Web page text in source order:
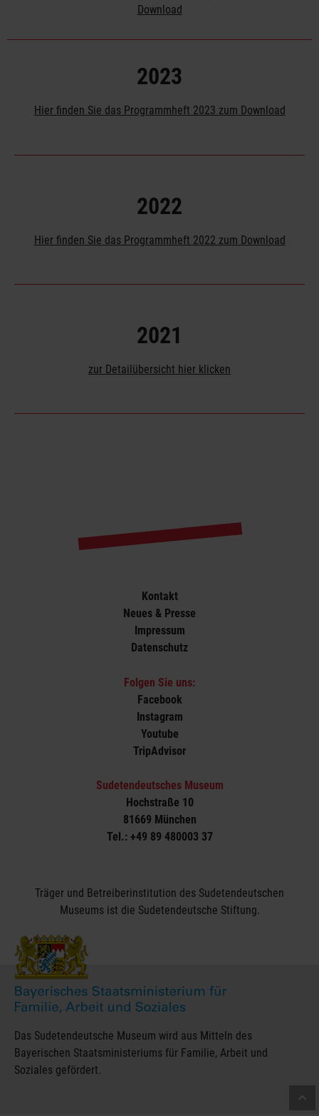
Download
2023
Hier finden Sie das Programmheft 2023 zum Download
2022
Hier finden Sie das Programmheft 2022 zum Download
2021
zur Detailübersicht hier klicken
Kontakt
Neues & Presse
Impressum
Datenschutz
Folgen Sie uns:
Facebook
Instagram
Youtube
TripAdvisor
Sudetendeutsches Museum
Hochstraße 10
81669 München
Tel.: +49 89 480003 37
Träger und Betreiberinstitution des Sudetendeutschen
Museums ist die Sudetendeutsche Stiftung.
Das Sudetendeutsche Museum wird aus Mitteln des
Bayerischen Staatsministeriums für Familie, Arbeit und
Soziales gefördert.